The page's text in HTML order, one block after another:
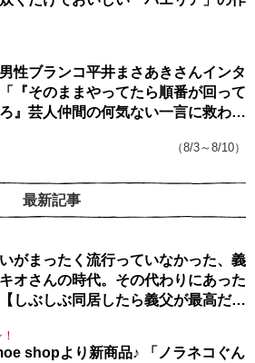
性ブランコ平井まさあきさんインタ
『そのままやってたら順番が回って
』芸人仲間の何気ない一言に救われ
（8/3～8/10）
最新記事
がまったく流行っていなかった、義
オさんの時代。その代わりにあった
しぶしぶ同居したら義父が最高だっ
shopより新商品♪ 「ノラネコぐん